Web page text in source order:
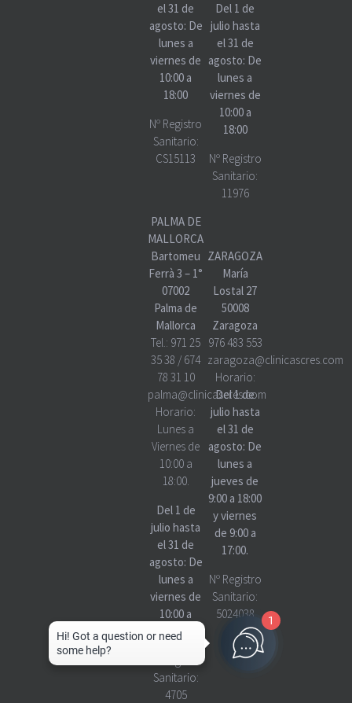
el 31 de
agosto: De
lunes a
viernes de
10:00 a
18:00
Nº Registro
Sanitario:
CS15113
PALMA DE
MALLORCA
Bartomeu
Ferrà 3 – 1°
07002
Palma de
Mallorca
Tel.: 971 25
35 38 / 674
78 31 10
palma@clinicascres.com
Horario:
Lunes a
Viernes de
10:00 a
18:00.
Del 1 de
julio hasta
el 31 de
agosto: De
lunes a
viernes de
10:00 a
18:00
Nº Registro
Sanitario:
4705
Del 1 de
julio hasta
el 31 de
agosto: De
lunes a
viernes de
10:00 a
18:00
Nº Registro
Sanitario:
11976
ZARAGOZA
María
Lostal 27
50008
Zaragoza
976 483 553
zaragoza@clinicascres.com
Horario:
Del 1 de
julio hasta
el 31 de
agosto: De
lunes a
jueves de
9:00 a 18:00
y viernes
de 9:00 a
17:00.
Nº Registro
Sanitario:
5024038
1